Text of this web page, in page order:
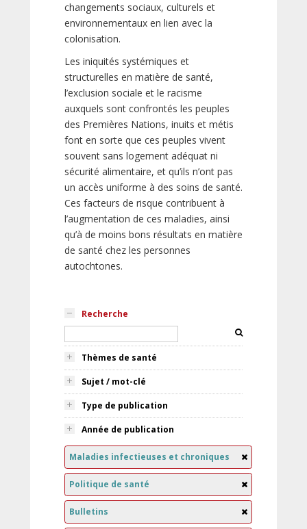
changements sociaux, culturels et
environnementaux en lien avec la
colonisation.
Les iniquités systémiques et
structurelles en matière de santé,
l’exclusion sociale et le racisme
auxquels sont confrontés les peuples
des Premières Nations, inuits et métis
font en sorte que ces peuples vivent
souvent sans logement adéquat ni
sécurité alimentaire, et qu’ils n’ont pas
un accès uniforme à des soins de santé.
Ces facteurs de risque contribuent à
l’augmentation de ces maladies, ainsi
qu’à de moins bons résultats en matière
de santé chez les personnes
autochtones.
Recherche
Thèmes de santé
Sujet / mot-clé
Type de publication
Année de publication
Maladies infectieuses et chroniques
Politique de santé
Bulletins